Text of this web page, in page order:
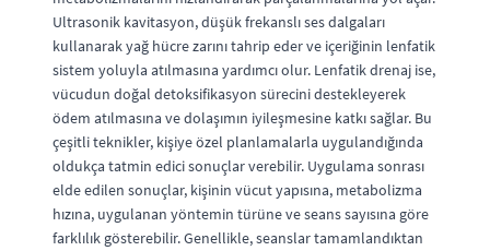
Ultrasonik kavitasyon, düşük frekanslı ses dalgaları
kullanarak yağ hücre zarını tahrip eder ve içeriğinin lenfatik
sistem yoluyla atılmasına yardımcı olur. Lenfatik drenaj ise,
vücudun doğal detoksifikasyon sürecini destekleyerek
ödem atılmasına ve dolaşımın iyileşmesine katkı sağlar. Bu
çeşitli teknikler, kişiye özel planlamalarla uygulandığında
oldukça tatmin edici sonuçlar verebilir. Uygulama sonrası
elde edilen sonuçlar, kişinin vücut yapısına, metabolizma
hızına, uygulanan yöntemin türüne ve seans sayısına göre
farklılık gösterebilir. Genellikle, seanslar tamamlandıktan